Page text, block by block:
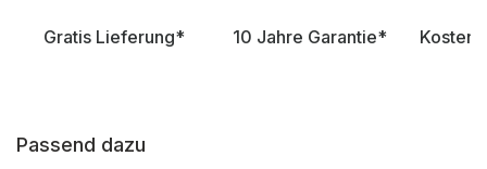
Gratis Lieferung* 10 Jahre Garantie*
Passend dazu